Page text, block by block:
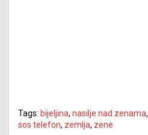
Tags: bijeljina, nasilje nad zenama,
sos telefon, zemlja, zene